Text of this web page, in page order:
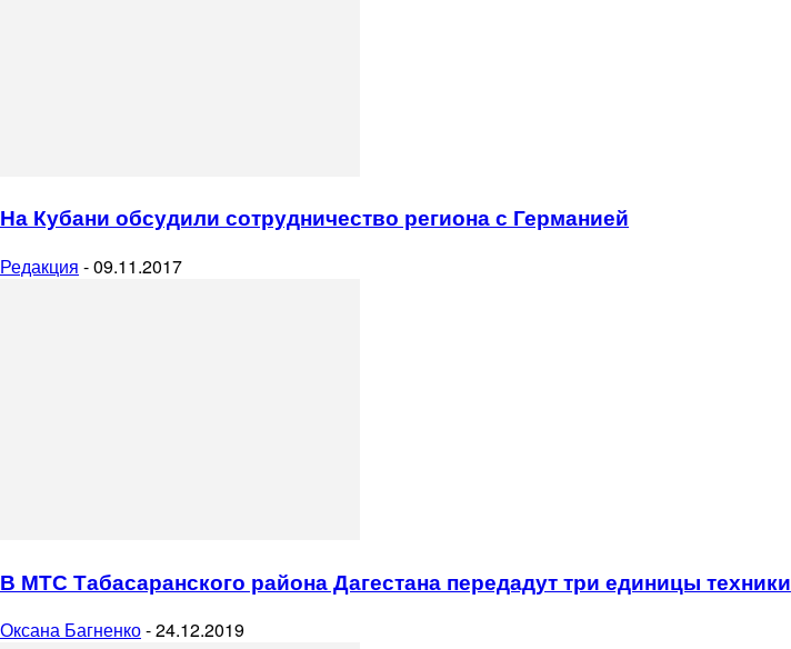
На Кубани обсудили сотрудничество региона с Германией
Редакция -09.11.2017
В МТС Табасаранского района Дагестана передадут три единицы техники
Оксана Багненко-24.12.2019